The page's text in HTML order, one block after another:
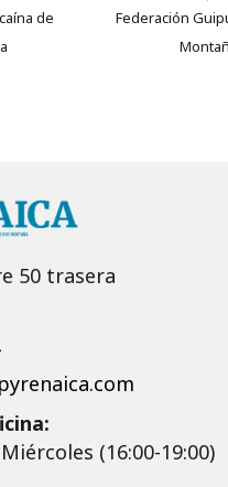
de
Federación
50 trasera
(16:00-19:00)